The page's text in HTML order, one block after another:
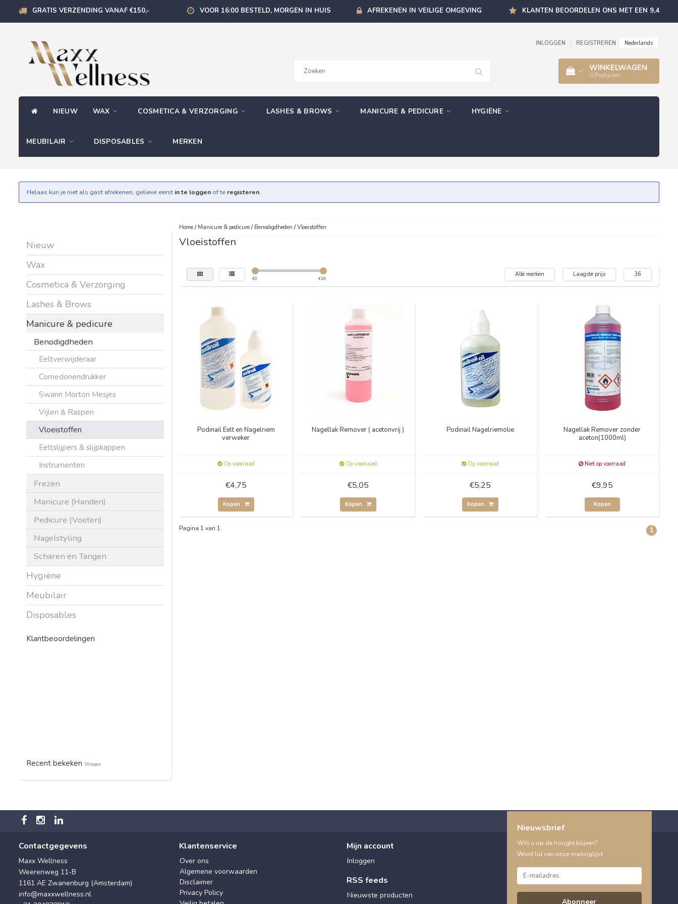
GRATIS VERZENDING VANAF €150,- VOOR 16:00 BESTELD, MORGEN IN HUIS AFREKENEN IN VEILIGE OMGEVING KLANTEN BEOORDELEN ONS MET EEN 9,4
INLOGGEN REGISTREREN Nederlands
WINKELWAGEN
0 Producten
NIEUW WAX COSMETICA & VERZORGING LASHES & BROWS MANICURE & PEDICURE HYGIËNE
MEUBILAIR DISPOSABLES MERKEN
Helaas kun je niet als gast afrekenen, gelieve eerst in te loggen of te registeren.
Nieuw
Wax
Cosmetica & Verzorging
Lashes & Brows
Manicure & pedicure
Benodigdheden
Eeltverwijderaar
Comedonendrukker
Swann Morton Mesjes
Vijlen & Raspen
Vloeistoffen
Eeltslijpers & slijpkappen
Instrumenten
Frezen
Manicure (Handen)
Pedicure (Voeten)
Nagelstyling
Scharen en Tangen
Hygiëne
Meubilair
Disposables
Klantbeoordelingen
Recent bekeken Wissen
Home/ Manicure & pedicure/ Benodigdheden /Vloeistoffen
Vloeistoffen
€0 €10
Alle merken Laagste prijs 36
Podinail Eelt en Nagelriem
verweker
Op voorraad
€4,75
Kopen
Nagellak Remover ( acetonvrij )
Op voorraad
€5,05
Kopen
Podinail Nagelriemolie
Op voorraad
€5,25
Kopen
Nagellak Remover zonder
aceton(1000ml)
Niet op voorraad
€9,95
Kopen
Pagina 1 van 1 1
Contactgegevens
Maxx Wellness
Weerenweg 11-B
1161 AE Zwanenburg (Amsterdam)
info@maxxwellness.nl
Klantenservice
Over ons
Algemene voorwaarden
Disclaimer
Privacy Policy
Mijn account
Inloggen
RSS feeds
Nieuwste producten
Nieuwsbrief
Wilt u op de hoogte blijven?
Word lid van onze mailinglijst:
Abonneer